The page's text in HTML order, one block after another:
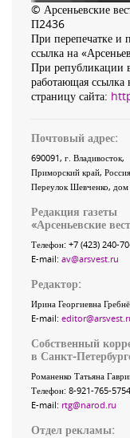
© Арсеньевские
П2436
При перепечатке и
ссылка на
При републикации
работающая ссылка
страницу сайта:
Почтовый адрес:
690091, г. Владивосток,
Приморский край, Россия
Переулок Шевченко,
Редакция газеты
«Арсеньевские
Телефон: +7 (423) 240-
E-mail: av@arsvest.ru
Редактор:
Ирина Георгиевна
E-mail:
Собственный
в Санкт-
Романенко Татьяна
Телефон: 8-921-765-
E-mail: rtg@narod.ru
Отдел рекламы: